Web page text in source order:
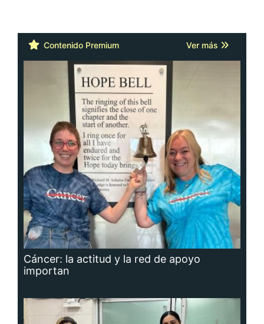
Contenido Premium Ver más
Cáncer: la actitud y la red de apoyo
importan